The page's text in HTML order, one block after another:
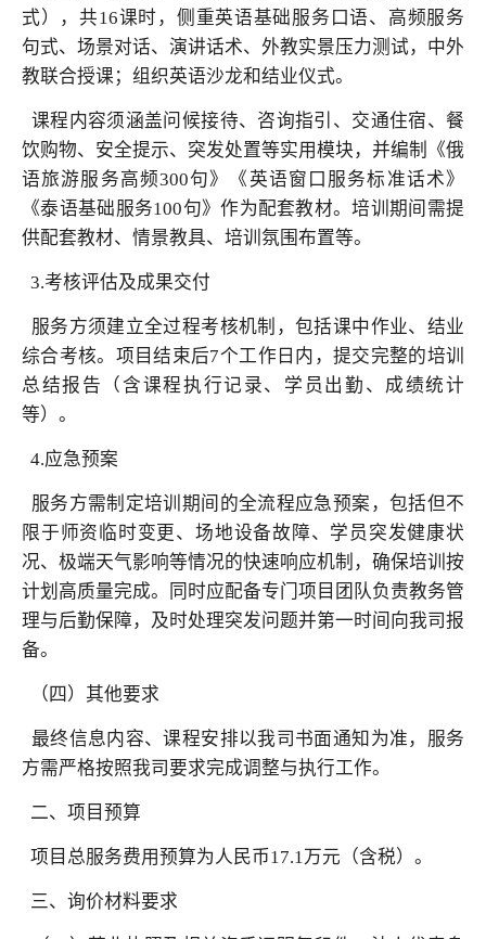
式），共16课时，侧重英语基础服务口语、高频服务
句式、场景对话、演讲话术、外教实景压力测试，中外
教联合授课；组织英语沙龙和结业仪式。
课程内容须涵盖问候接待、咨询指引、交通住宿、餐
饮购物、安全提示、突发处置等实用模块，并编制《俄
语旅游服务高频300句》《英语窗口服务标准话术》
《泰语基础服务100句》作为配套教材。培训期间需提
供配套教材、情景教具、培训氛围布置等。
3.考核评估及成果交付
服务方须建立全过程考核机制，包括课中作业、结业
综合考核。项目结束后7个工作日内，提交完整的培训
总结报告（含课程执行记录、学员出勤、成绩统计
等）。
4.应急预案
服务方需制定培训期间的全流程应急预案，包括但不
限于师资临时变更、场地设备故障、学员突发健康状
况、极端天气影响等情况的快速响应机制，确保培训按
计划高质量完成。同时应配备专门项目团队负责教务管
理与后勤保障，及时处理突发问题并第一时间向我司报
备。
（四）其他要求
最终信息内容、课程安排以我司书面通知为准，服务
方需严格按照我司要求完成调整与执行工作。
二、项目预算
项目总服务费用预算为人民币17.1万元（含税）。
三、询价材料要求